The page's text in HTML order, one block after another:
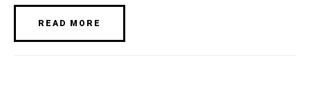
READ MORE